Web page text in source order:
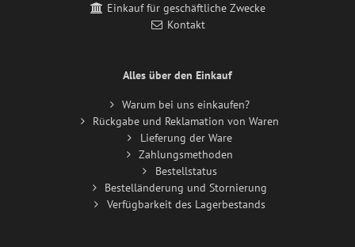
Einkauf für geschäftliche Zwecke
Kontakt
Alles über den Einkauf
Warum bei uns einkaufen?
Rückgabe und Reklamation von Waren
Lieferung der Ware
Zahlungsmethoden
Bestellstatus
Bestelländerung und Stornierung
Verfügbarkeit des Lagerbestands